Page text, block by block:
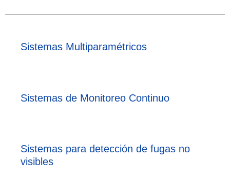
Sistemas Multiparamétricos
Sistemas de Monitoreo Continuo
Sistemas para detección de fugas no
visibles